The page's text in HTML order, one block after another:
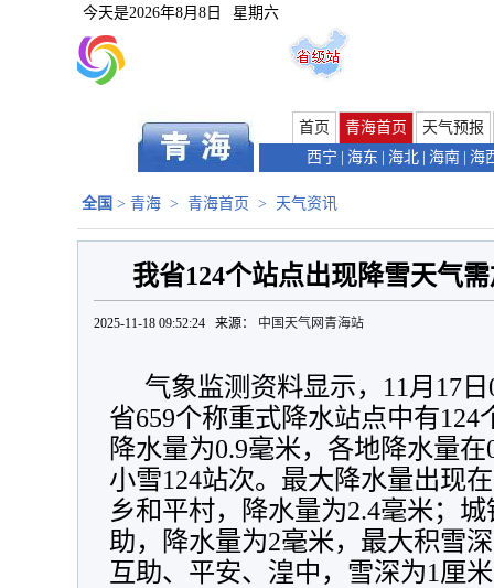
今天是2026年8月8日 星期六
首页 青海首页
天气预报
西宁
海东 海北 海南 海
全国 > 青海 > 青海首页 > 天气资讯
我省124个站点出现降雪天气
2025-11-18 09:52:24 来源： 中国天气网青海站
气象监测资料显示，11月17
省659个称重式降水站点中有
降水量为0.9毫米，各地降水量
小雪124站次。最大降水量出现
乡和平村，降水量为2.4毫米；
助，降水量为2毫米，最大积雪
互助、平安、湟中，雪深为1厘